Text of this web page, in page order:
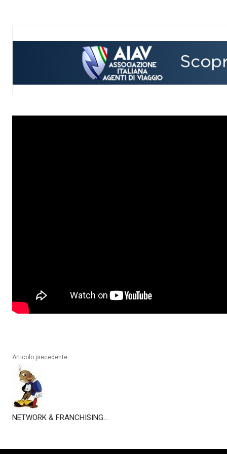
Articolo precedente
NETWORK & FRANCHISING…